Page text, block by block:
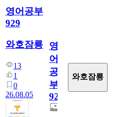
영어공부
929
와호잠룡
13
1
0
26.08.05
영
어
공
부
929
와호잠룡